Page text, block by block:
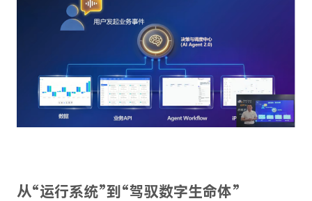
从“运行系统”到“驾驭数字生命体”